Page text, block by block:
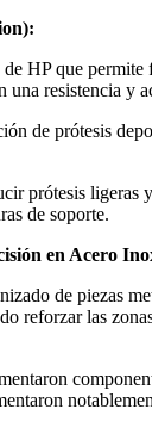
HP que permite
resistencia y
de prótesis
prótesis ligeras
de soporte.
en Acero
de piezas
reforzar las